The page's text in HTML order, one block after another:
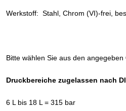
Werkstoff: Stahl, Chrom (VI)-frei,
Bitte wählen Sie aus den
Druckbereiche zugelassen nach
6 L bis 18 L = 315 bar